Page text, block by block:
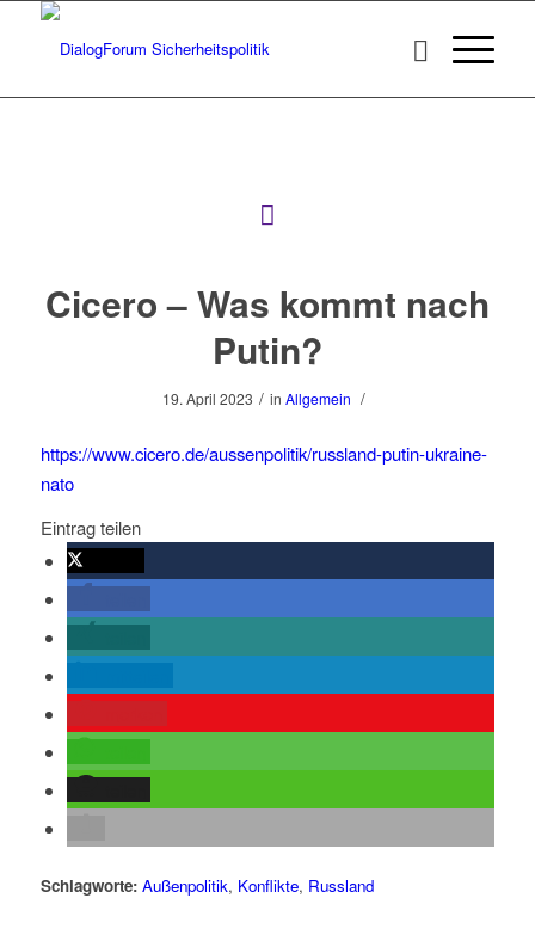
Cicero – Was kommt nach
Putin?
19. April 2023 / inAllgemein /
https://www.cicero.de/aussenpolitik/russland-putin-ukraine-
nato
Eintrag teilen
Schlagworte: Außenpolitik, Konflikte, Russland